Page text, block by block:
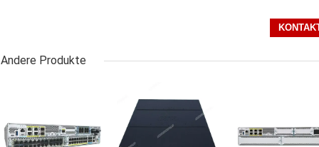
Andere Produkte